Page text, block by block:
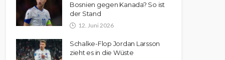
Bosnien gegen Kanada? So ist
der Stand
12. Juni 2026
Schalke-Flop Jordan Larsson
zieht es in die Wüste